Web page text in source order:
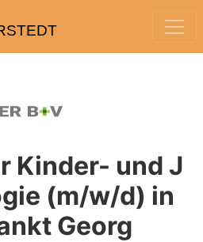
Kinder- und J
(m/w/d) in
Georg